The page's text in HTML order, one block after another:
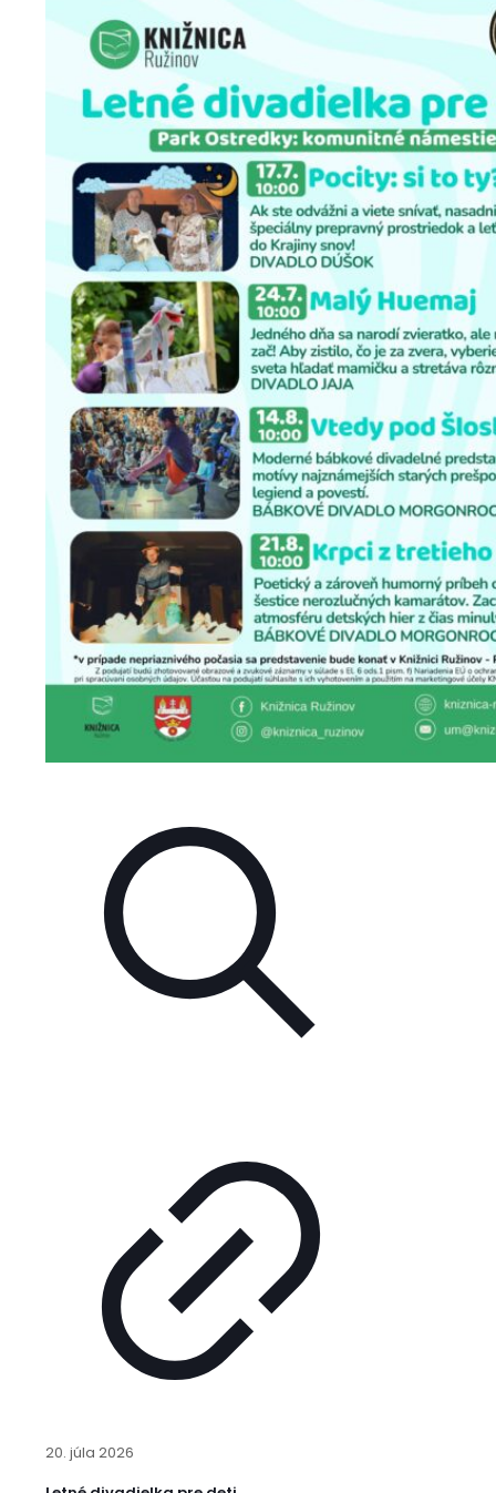
20. júla 2026